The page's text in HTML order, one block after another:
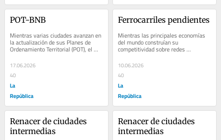
POT-BNB
Mientras varias ciudades avanzan en
la actualización de sus Planes de
Ordenamiento Territorial (POT), el
impacto estructural de las
plataformas...
17.06.2026
40
La
República
Ferrocarriles pendientes
Mientras las principales economías
del mundo construían su
competitividad sobre redes
ferroviarias, Colombia abandonó los
rieles para apostar casi...
10.06.2026
40
La
República
Renacer de ciudades
intermedias
Renacer de ciudades
intermedias